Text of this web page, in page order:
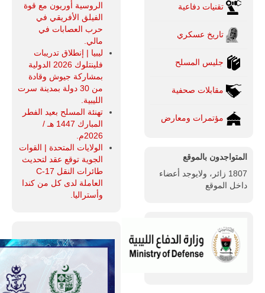
تقنيات دفاعية
تاريخ عسكري
جليس المسلح
مقابلات صحفية
مؤتمرات ومعارض
المتواجدون بالموقع
1807 زائر، ولايوجد أعضاء
داخل الموقع
الروسية أوريون مع قوة
الفيلق الأفريقي في
حرب العصابات في
مالي.
ليبيا | إنطلاق تدريبات
فلينتلوك 2026 الدولية
بمشاركة جيوش وقادة
من 30 دولة بمدينة سرت
الليبية.
تهنئة المسلح بعيد الفطر
المبارك 1447 هـ /
2026م.
الولايات المتحدة | القوات
الجوية توقع عقد لتحديث
طائرات النقل C-17
العاملة لدى كل من كندا
وأستراليا.